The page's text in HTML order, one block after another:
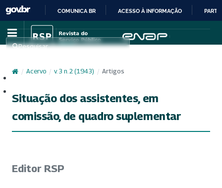
IR
PARA
CONTEÚDO
COMUNICA BR ACESSO À INFORMAÇÃO
Pesquisar
/ Acervo / v. 3 n. 2 (1943) / Artigos
Situação dos assistentes, em
comissão, de quadro suplementar
Editor RSP